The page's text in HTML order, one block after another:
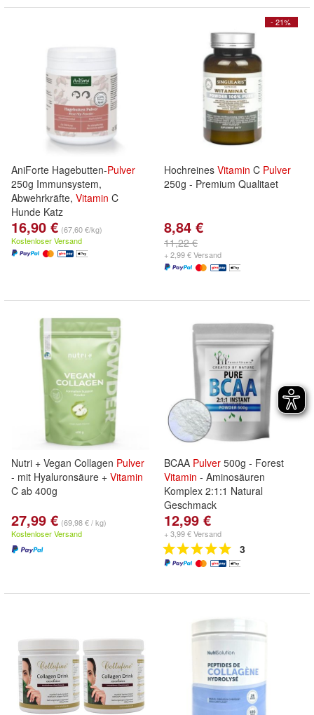
AniForte Hagebutten-Pulver
250g Immunsystem,
Abwehrkräfte, Vitamin C
Hunde Katz
16,90 € (67,60 €/kg)
Kostenloser Versand
- 21%
Hochreines Vitamin C Pulver
250g - Premium Qualitaet
8,84 €
11,22 €
+ 2,99 € Versand
Nutri + Vegan Collagen Pulver
- mit Hyaluronsäure + Vitamin
C ab 400g
27,99 € (69,98 € / kg)
Kostenloser Versand
BCAA Pulver 500g - Forest
Vitamin - Aminosäuren
Komplex 2:1:1 Natural
Geschmack
12,99 €
+ 3,99 € Versand
3